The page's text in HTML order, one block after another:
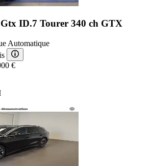
ID.7 Tourer 340 ch GTX
Automatique
€